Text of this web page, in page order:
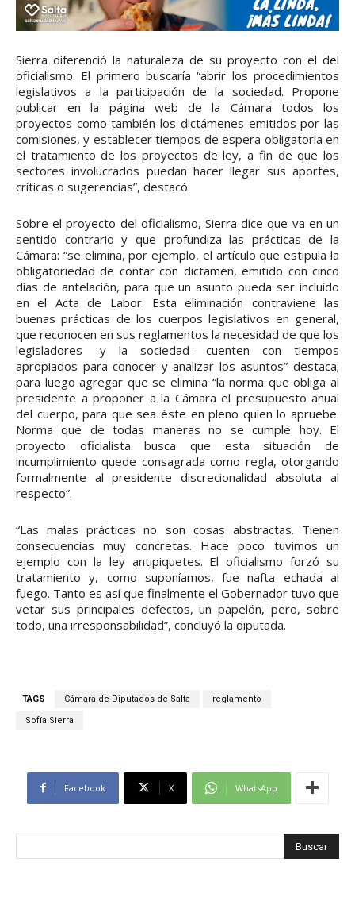
Sierra diferenció la naturaleza de su proyecto con el del
oficialismo. El primero buscaría “abrir los procedimientos
legislativos a la participación de la sociedad. Propone
publicar en la página web de la Cámara todos los
proyectos como también los dictámenes emitidos por las
comisiones, y establecer tiempos de espera obligatoria en
el tratamiento de los proyectos de ley, a fin de que los
sectores involucrados puedan hacer llegar sus aportes,
críticas o sugerencias”, destacó.
Sobre el proyecto del oficialismo, Sierra dice que va en un
sentido contrario y que profundiza las prácticas de la
Cámara: “se elimina, por ejemplo, el artículo que estipula la
obligatoriedad de contar con dictamen, emitido con cinco
días de antelación, para que un asunto pueda ser incluido
en el Acta de Labor. Esta eliminación contraviene las
buenas prácticas de los cuerpos legislativos en general,
que reconocen en sus reglamentos la necesidad de que los
legisladores -y la sociedad- cuenten con tiempos
apropiados para conocer y analizar los asuntos” destaca;
para luego agregar que se elimina “la norma que obliga al
presidente a proponer a la Cámara el presupuesto anual
del cuerpo, para que sea éste en pleno quien lo apruebe.
Norma que de todas maneras no se cumple hoy. El
proyecto oficialista busca que esta situación de
incumplimiento quede consagrada como regla, otorgando
formalmente al presidente discrecionalidad absoluta al
respecto”.
“Las malas prácticas no son cosas abstractas. Tienen
consecuencias muy concretas. Hace poco tuvimos un
ejemplo con la ley antipiquetes. El oficialismo forzó su
tratamiento y, como suponíamos, fue nafta echada al
fuego. Tanto es así que finalmente el Gobernador tuvo que
vetar sus principales defectos, un papelón, pero, sobre
todo, una irresponsabilidad”, concluyó la diputada.
TAGS Cámara de Diputados de Salta reglamento
Sofía Sierra
Facebook X WhatsApp